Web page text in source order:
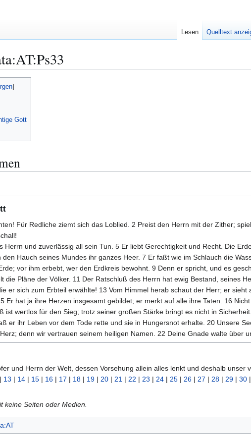
Gott
Für Redliche ziemt sich das Loblied. 2 Preist den Herrn mit der Zither;
Herrn und zuverlässig all sein Tun. 5 Er liebt Gerechtigkeit und Recht. Die
Hauch seines Mundes ihr ganzes Heer. 7 Er faßt wie im Schlauch die
vor ihm erbebt, wer den Erdkreis bewohnt. 9 Denn er spricht, und es
die Pläne der Völker. 11 Der Ratschluß des Herrn hat ewig Bestand, seines
er sich zum Erbteil erwählte! 13 Vom Himmel herab schaut der Herr; er
Er hat ja ihre Herzen insgesamt gebildet; er merkt auf alle ihre Taten. 16
ist wertlos für den Sieg; trotz seiner großen Stärke bringt es nicht in
er ihr Leben vor dem Tode rette und sie in Hungersnot erhalte. 20 Unsere
denn wir vertrauen seinem heiligen Namen. 22 Deine Gnade walte über
und Herrn der Welt, dessen Vorsehung allein alles lenkt und deshalb unser
| 13 | 14 | 15 | 16 | 17 | 18 | 19 | 20 | 21 | 22 | 23 | 24 | 25 | 26 | 27 | 28 | 29 | 30 |
keine Seiten oder Medien.
Lesen Quelltext